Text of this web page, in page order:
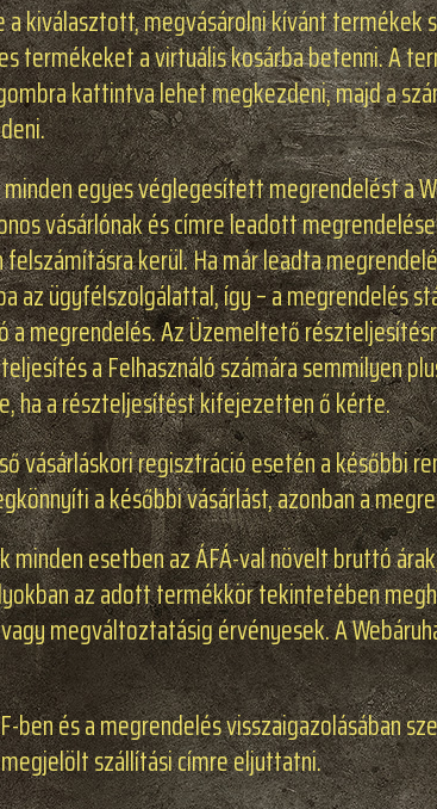
a kiválasztott, megvásárolni kívánt
termékeket a virtuális kosárba betenni. A
kattintva lehet megkezdeni, majd a
egyes véglegesített megrendelést a
vásárlónak és címre leadott
kerül. Ha már leadta
az ügyfélszolgálattal, így – a megrendelés
megrendelés. Az Üzemeltető
a Felhasználó számára semmilyen
ha a részteljesítést kifejezetten ő kérte.
vásárláskori regisztráció esetén a
a későbbi vásárlást, azonban a
esetben az ÁFÁ-val növelt bruttó
az adott termékkör tekintetében
megváltoztatásig érvényesek. A
ben és a megrendelés
szállítási címre eljuttatni.